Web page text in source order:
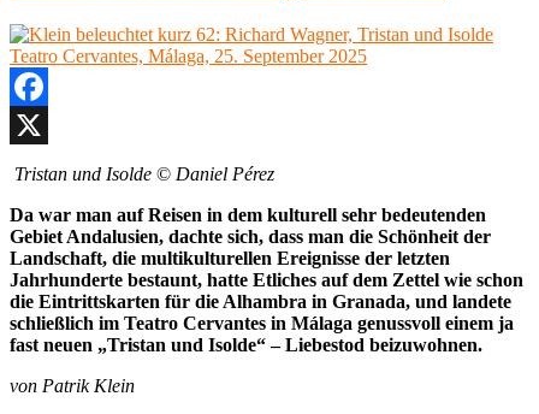
Facebook
X
Tristan und Isolde © Daniel Pérez
Da war man auf Reisen in dem kulturell sehr bedeutenden
Gebiet Andalusien, dachte sich, dass man die Schönheit der
Landschaft, die multikulturellen Ereignisse der letzten
Jahrhunderte bestaunt, hatte Etliches auf dem Zettel wie schon
die Eintrittskarten für die Alhambra in Granada, und landete
schließlich im Teatro Cervantes in Málaga genussvoll einem ja
fast neuen „Tristan und Isolde“ – Liebestod beizuwohnen.
von Patrik Klein